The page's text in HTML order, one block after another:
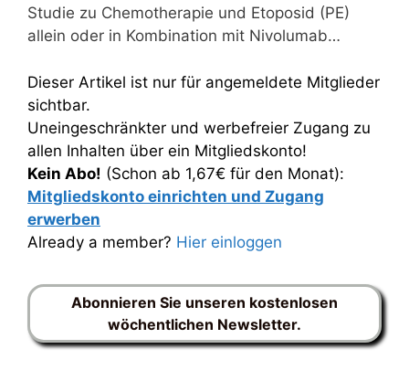
Studie zu Chemotherapie und Etoposid (PE)
allein oder in Kombination mit Nivolumab…
Dieser Artikel ist nur für angemeldete Mitglieder
sichtbar.
Uneingeschränkter und werbefreier Zugang zu
allen Inhalten über ein Mitgliedskonto!
Kein Abo! (Schon ab 1,67€ für den Monat):
Mitgliedskonto einrichten und Zugang
erwerben
Already a member? Hier einloggen
Abonnieren Sie unseren kostenlosen
wöchentlichen Newsletter.